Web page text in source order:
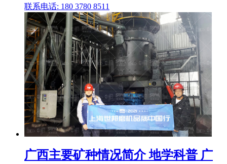
联系电话: 180 3780 8511
广西主要矿种情况简介 地学科普 广